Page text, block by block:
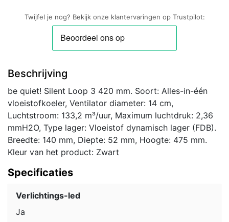
One
CPU
Waterkoeler
|
Zwart
aantal
Twijfel je nog? Bekijk onze klantervaringen op Trustpilot:
Beschrijving
be quiet! Silent Loop 3 420 mm. Soort: Alles-in-één
vloeistofkoeler, Ventilator diameter: 14 cm,
Luchtstroom: 133,2 m³/uur, Maximum luchtdruk: 2,36
mmH2O, Type lager: Vloeistof dynamisch lager (FDB).
Breedte: 140 mm, Diepte: 52 mm, Hoogte: 475 mm.
Kleur van het product: Zwart
Specificaties
Verlichtings-led
Ja